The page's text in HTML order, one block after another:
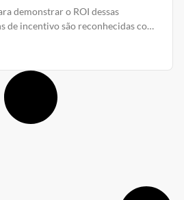
demonstrar o ROI dessas
de incentivo são reconhecidas como